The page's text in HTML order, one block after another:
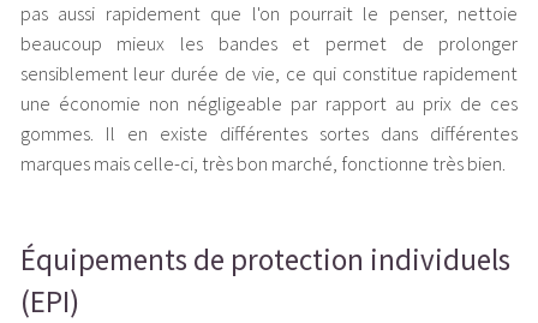
pas aussi rapidement que l'on pourrait le penser, nettoie
beaucoup mieux les bandes et permet de prolonger
sensiblement leur durée de vie, ce qui constitue rapidement
une économie non négligeable par rapport au prix de ces
gommes. Il en existe différentes sortes dans différentes
marques mais celle-ci, très bon marché, fonctionne très bien.
Équipements de protection individuels
(EPI)